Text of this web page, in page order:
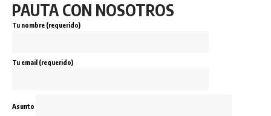
PAUTA CON NOSOTROS
Tu nombre (requerido)
Tu email (requerido)
Asunto